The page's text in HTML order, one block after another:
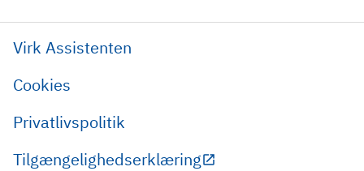
Virk Assistenten
Cookies
Privatlivspolitik
Tilgængelighedserklæring